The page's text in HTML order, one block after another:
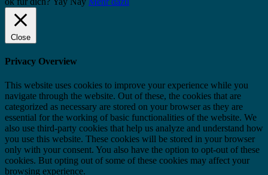
Close
Privacy Overview
This website uses cookies to improve your experience while you
navigate through the website. Out of these, the cookies that are
categorized as necessary are stored on your browser as they are
essential for the working of basic functionalities of the website. We
also use third-party cookies that help us analyze and understand how
you use this website. These cookies will be stored in your browser
only with your consent. You also have the option to opt-out of these
cookies. But opting out of some of these cookies may affect your
browsing experience.